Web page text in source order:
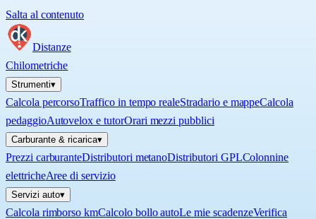
Salta al contenuto
Distanze
Chilometriche
Strumenti▾
Calcola percorsoTraffico in tempo realeStradario e mappeCalcola
pedaggioAutovelox e tutorOrari mezzi pubblici
Carburante & ricarica▾
Prezzi carburanteDistributori metanoDistributori GPLColonnine
elettricheAree di servizio
Servizi auto▾
Calcola rimborso kmCalcolo bollo autoLe mie scadenzeVerifica